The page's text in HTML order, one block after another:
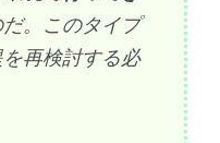
だ。このタイプ
再検討する必